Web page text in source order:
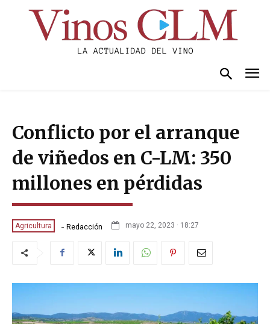
Conflicto por el arranque
de viñedos en C-LM: 350
millones en pérdidas
Agricultura - Redacción mayo 22, 2023 · 18:27